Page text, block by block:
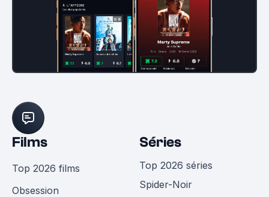
Films
Top 2026 films
Obsession
Séries
Top 2026 séries
Spider-Noir